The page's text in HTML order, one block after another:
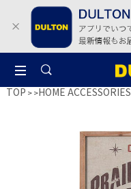
TOP >HOME ACCESSORIES